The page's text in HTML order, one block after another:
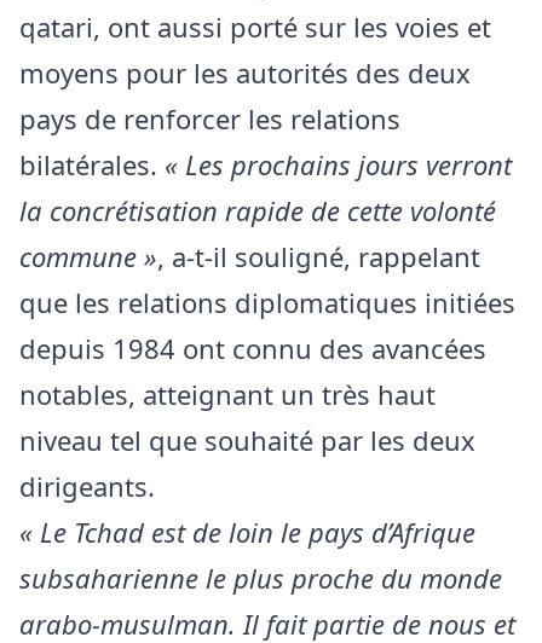
qatari, ont aussi porté sur les voies et
moyens pour les autorités des deux
pays de renforcer les relations
bilatérales. « Les prochains jours verront
la concrétisation rapide de cette volonté
commune », a-t-il souligné, rappelant
que les relations diplomatiques initiées
depuis 1984 ont connu des avancées
notables, atteignant un très haut
niveau tel que souhaité par les deux
dirigeants.
« Le Tchad est de loin le pays d’Afrique
subsaharienne le plus proche du monde
arabo-musulman. Il fait partie de nous et